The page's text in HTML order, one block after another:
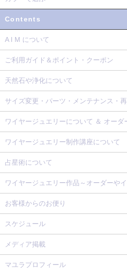
Contents
A I M について
ご利用ガイド＆ポイント・クーポン
天然石や浄化について
サイズ変更・パーツ・メンテナンス・
ワイヤージュエリーについて ＆ オーダ
ワイヤージュエリー制作講座について
占星術について
ワイヤージュエリー作品～オーダーや
お客様からのお便り
スケジュール
メディア掲載
マユラプロフィール